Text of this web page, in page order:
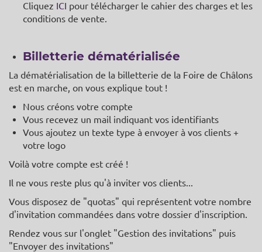
Cliquez ICI pour télécharger le cahier des charges et les
conditions de vente.
Billetterie dématérialisée
La dématérialisation de la billetterie de la Foire de Châlons
est en marche, on vous explique tout !
Nous créons votre compte
Vous recevez un mail indiquant vos identifiants
Vous ajoutez un texte type à envoyer à vos clients +
votre logo
Voilà votre compte est créé !
Il ne vous reste plus qu'à inviter vos clients...
Vous disposez de "quotas" qui représentent votre nombre
d'invitation commandées dans votre dossier d'inscription.
Rendez vous sur l'onglet "Gestion des invitations" puis
"Envoyer des invitations"